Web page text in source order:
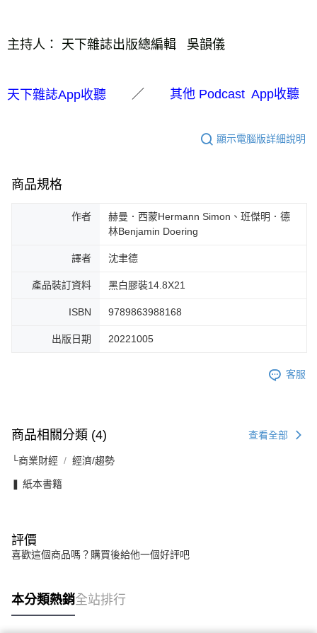
主持人 ： 天下雜誌出版總編輯   吳韻儀
天下雜誌App收聽 ／ 其他 Podcast App收聽
顯示電腦版詳細說明
商品規格
作者
赫曼．西蒙Hermann Simon、班傑明．德
林Benjamin Doering
譯者 沈聿德
產品裝訂資料 黑白膠裝14.8X21
ISBN 9789863988168
出版日期 20221005
客服
商品相關分類 (4) 查看全部
└商業財經 經濟/趨勢
❚ 紙本書籍
評價
喜歡這個商品嗎？購買後給他一個好評吧
本分類熱銷全站排行